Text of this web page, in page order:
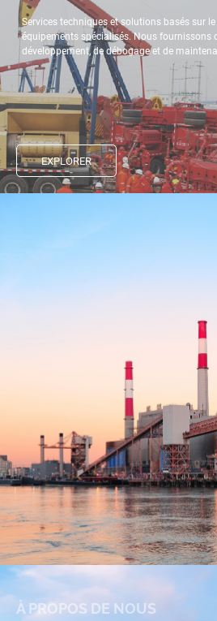
Services techniques et solutions basés sur
équipements spécialisés. Nous fournissons
développement, de débogage et de
EXPLORER
À PROPOS DE NOUS